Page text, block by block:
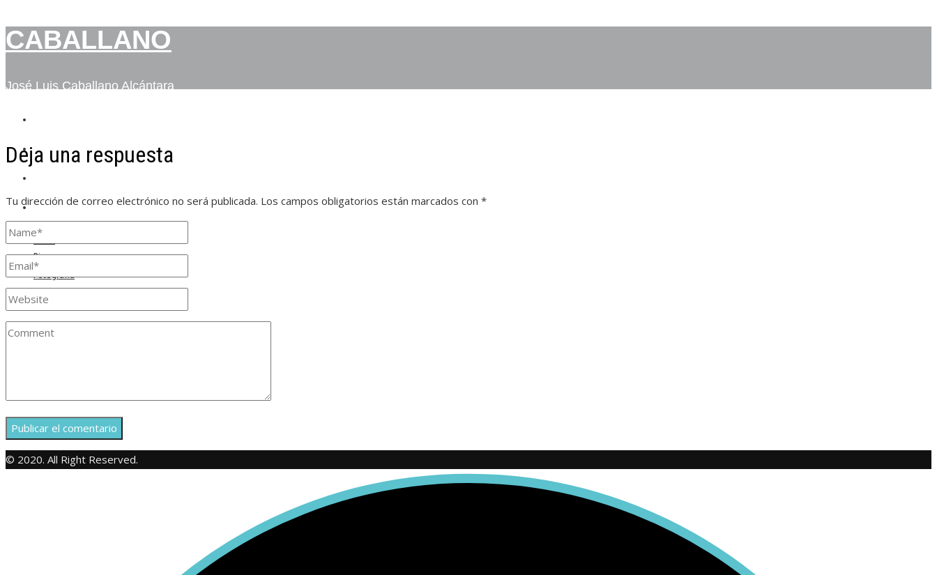
CABALLANO
José Luis Caballano Alcántara
BIO
CONTACTO
Inicio
Bio
Fotografía
Contacto
Deja una respuesta
Tu dirección de correo electrónico no será publicada. Los campos obligatorios están marcados con *
© 2020. All Right Reserved.